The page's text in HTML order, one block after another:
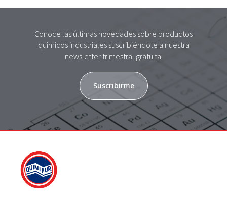
Conoce las últimas novedades sobre productos
químicos industriales suscribiéndote a nuestra
newsletter trimestral gratuita.
Suscribirme